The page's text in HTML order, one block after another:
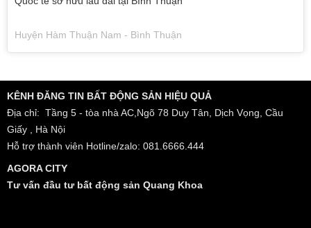
Huyện Hàm Thuận Nam - Bình Thuận
KÊNH ĐĂNG TIN BẤT ĐỘNG SẢN HIỆU QUẢ
Địa chỉ: Tầng 5 - tòa nhà AC,Ngõ 78 Duy Tân, Dịch Vọng, Cầu
Giấy , Hà Nội
Hỗ trợ thành viên Hotline/zalo: 081.6666.444
AGORA CITY
Tư vấn đầu tư bất động sản Quang Khoa